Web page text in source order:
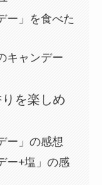
ー」を食べた
キャンデー
を楽しめ
ー」の感想
ー+塩」の感